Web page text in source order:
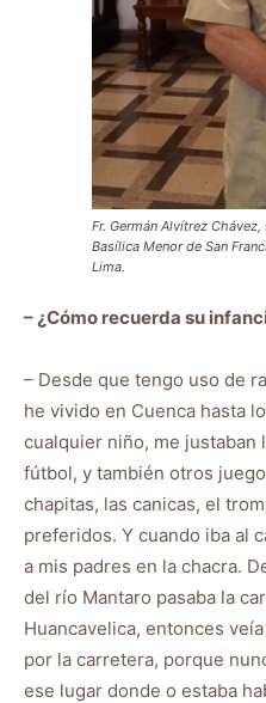
Fr. Germán Alvítrez
Basílica Menor de San
Lima.
– ¿Cómo recuerda su
– Desde que tengo uso de
he vivido en Cuenca hasta
cualquier niño, me justaban
fútbol, y también otros
chapitas, las canicas, el
preferidos. Y cuando iba al
a mis padres en la chacra.
del río Mantaro pasaba la
Huancavelica, entonces
por la carretera, porque
ese lugar donde o estaba